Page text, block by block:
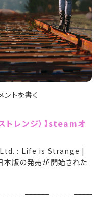
ントを書く
レンジ）】steamオ
: Life is Strange |
版の発売が開始された